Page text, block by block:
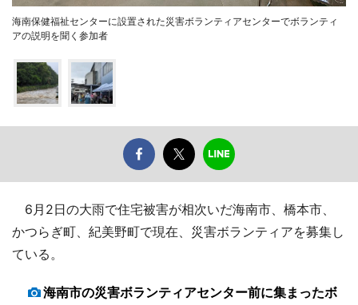
海南保健福祉センターに設置された災害ボランティアセンターでボランティ
アの説明を聞く参加者
6月2日の大雨で住宅被害が相次いだ海南市、橋本市、
かつらぎ町、紀美野町で現在、災害ボランティアを募集し
ている。
海南市の災害ボランティアセンター前に集まったボ